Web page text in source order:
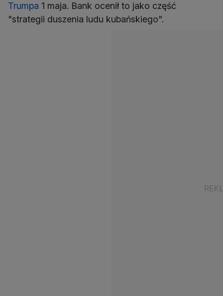
Trumpa 1 maja. Bank ocenił to jako część
"strategii duszenia ludu kubańskiego".